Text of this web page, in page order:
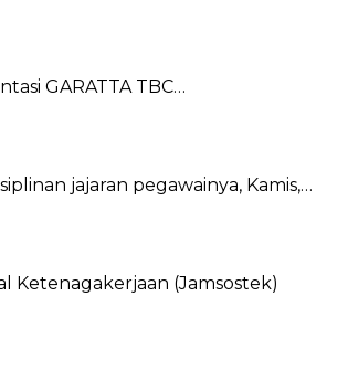
GARATTA TBC…
jajaran pegawainya, Kamis,…
Ketenagakerjaan (Jamsostek)